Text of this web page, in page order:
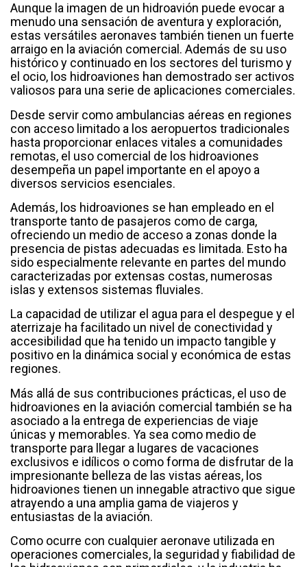
Aunque la imagen de un hidroavión puede evocar a
menudo una sensación de aventura y exploración,
estas versátiles aeronaves también tienen un fuerte
arraigo en la aviación comercial. Además de su uso
histórico y continuado en los sectores del turismo y
el ocio, los hidroaviones han demostrado ser activos
valiosos para una serie de aplicaciones comerciales.
Desde servir como ambulancias aéreas en regiones
con acceso limitado a los aeropuertos tradicionales
hasta proporcionar enlaces vitales a comunidades
remotas, el uso comercial de los hidroaviones
desempeña un papel importante en el apoyo a
diversos servicios esenciales.
Además, los hidroaviones se han empleado en el
transporte tanto de pasajeros como de carga,
ofreciendo un medio de acceso a zonas donde la
presencia de pistas adecuadas es limitada. Esto ha
sido especialmente relevante en partes del mundo
caracterizadas por extensas costas, numerosas
islas y extensos sistemas fluviales.
La capacidad de utilizar el agua para el despegue y el
aterrizaje ha facilitado un nivel de conectividad y
accesibilidad que ha tenido un impacto tangible y
positivo en la dinámica social y económica de estas
regiones.
Más allá de sus contribuciones prácticas, el uso de
hidroaviones en la aviación comercial también se ha
asociado a la entrega de experiencias de viaje
únicas y memorables. Ya sea como medio de
transporte para llegar a lugares de vacaciones
exclusivos e idílicos o como forma de disfrutar de la
impresionante belleza de las vistas aéreas, los
hidroaviones tienen un innegable atractivo que sigue
atrayendo a una amplia gama de viajeros y
entusiastas de la aviación.
Como ocurre con cualquier aeronave utilizada en
operaciones comerciales, la seguridad y fiabilidad de